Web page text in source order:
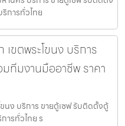
การทั่วไทย
ขตพระโขนง บริการ
ทีมงานมืออาชีพ ราคา
นง บริการ ขายตู้เซฟ รับติดตั้งตู้
ารทั่วไทย ร